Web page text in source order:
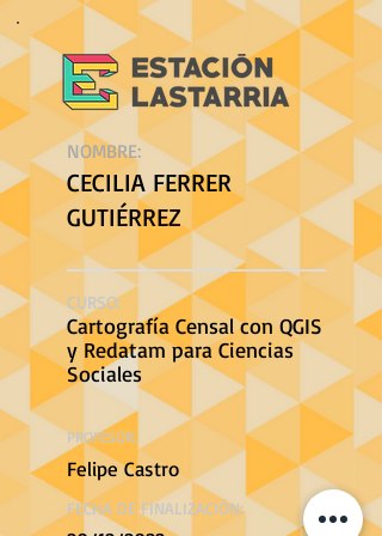
NOMBRE:
CECILIA FERRER
GUTIÉRREZ
CURSO:
Cartografía Censal con QGIS
y Redatam para Ciencias
Sociales
PROFESOR:
Felipe Castro
FECHA DE FINALIZACIÓN: